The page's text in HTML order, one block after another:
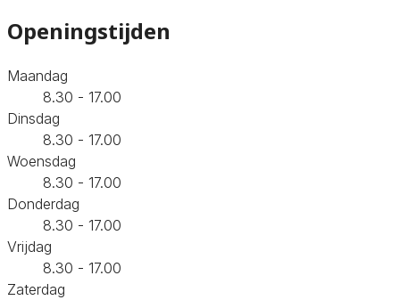
Openingstijden
Maandag
8.30 - 17.00
Dinsdag
8.30 - 17.00
Woensdag
8.30 - 17.00
Donderdag
8.30 - 17.00
Vrijdag
8.30 - 17.00
Zaterdag